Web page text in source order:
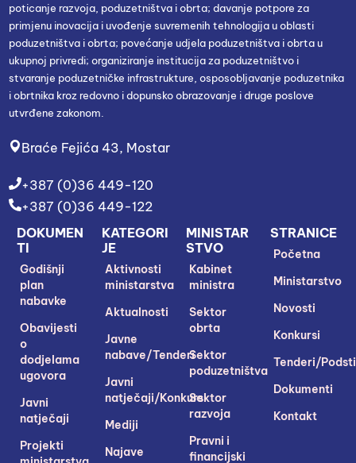
poticanje razvoja, poduzetništva i obrta; davanje potpore za
primjenu inovacija i uvođenje suvremenih tehnologija u oblasti
poduzetništva i obrta; povećanje udjela poduzetništva i obrta u
ukupnoj privredi; organiziranje institucija za poduzetništvo i
stvaranje poduzetničke infrastrukture, osposobljavanje poduzetnika
i obrtnika kroz redovno i dopunsko obrazovanje i druge poslove
utvrđene zakonom.
Braće Fejića 43, Mostar
+387 (0)36 449-120
+387 (0)36 449-122
STRANICE
Početna
Ministarstvo
Novosti
Konkursi
Tenderi/
Dokumenti
Kontakt
MINISTAR
STVO
Kabinet
ministra
Sektor
obrta
Sektor
poduzetništva
Sektor
razvoja
Pravni i
financijski
KATEGORI
JE
Aktivnosti
ministarstva
Aktualnosti
Javne
nabave/Tenderi
Javni
natječaji/Konkursi
Mediji
Najave
DOKUMEN
TI
Godišnji
plan
nabavke
Obavijesti
o
dodjelama
ugovora
Javni
natječaji
Projekti